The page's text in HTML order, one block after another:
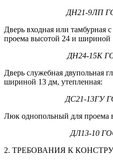
ДН21-9ЛП
Дверь входная или тамбурная
проема высотой 24 и шириной
ДН24-15К
Дверь служебная двупольная
шириной 13 дм, утепленная:
ДС21-13ГУ
Люк однопольный для проема
ДЛ13-10
2. ТРЕБОВАНИЯ К